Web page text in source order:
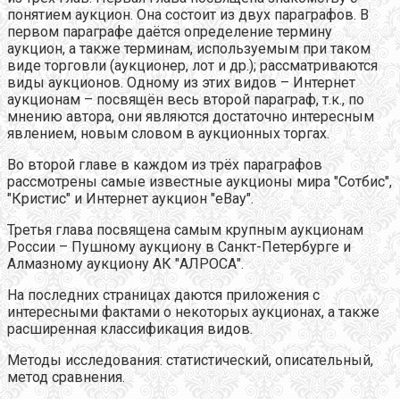
понятием аукцион. Она состоит из двух параграфов. В
первом параграфе даётся определение термину
аукцион, а также терминам, используемым при таком
виде торговли (аукционер, лот и др.); рассматриваются
виды аукционов. Одному из этих видов – Интернет
аукционам – посвящён весь второй параграф, т.к., по
мнению автора, они являются достаточно интересным
явлением, новым словом в аукционных торгах.
Во второй главе в каждом из трёх параграфов
рассмотрены самые известные аукционы мира "Сотбис",
"Кристис" и Интернет аукцион "eBay".
Третья глава посвящена самым крупным аукционам
России – Пушному аукциону в Санкт-Петербурге и
Алмазному аукциону АК "АЛРОСА".
На последних страницах даются приложения с
интересными фактами о некоторых аукционах, а также
расширенная классификация видов.
Методы исследования: статистический, описательный,
метод сравнения.